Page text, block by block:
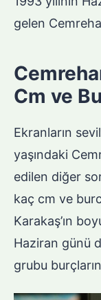
gelen
Cm ve
Ekranların
yaşındaki
edilen diğer
kaç cm ve
Karakaş’ın
Haziran günü
grubu